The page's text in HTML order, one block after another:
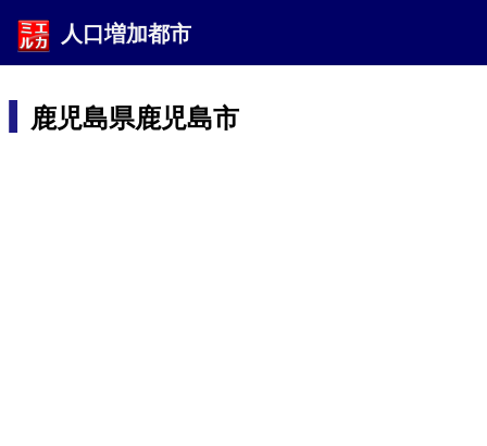
人口増加都市
鹿児島県鹿児島市